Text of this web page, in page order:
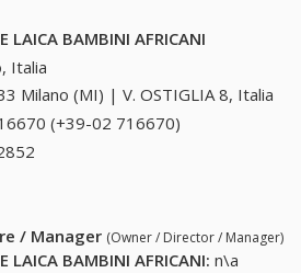
LAICA BAMBINI AFRICANI
Italia
Milano (MI) | V. OSTIGLIA 8, Italia
(+39-02 716670)
/ Manager (Owner / Director / Manager)
LAICA BAMBINI AFRICANI: n\a